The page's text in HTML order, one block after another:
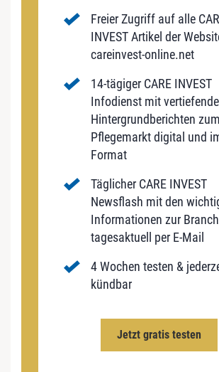
Freier Zugriff auf alle
INVEST Artikel der
careinvest-online.net
14-tägiger CARE INVEST
Infodienst mit
Hintergrundberichten zum
Pflegemarkt digital und
Format
Täglicher CARE INVEST
Newsflash mit den
Informationen zur
tagesaktuell per E-Mail
4 Wochen testen &
kündbar
Jetzt gratis testen